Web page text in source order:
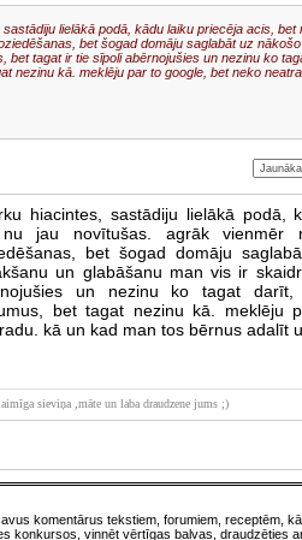
lielākā podā, kādu laiku priecēja acis,
bet šogad domāju saglabāt uz
bet tagat ir tie sīpoli abērnojušies un nezinu ko
nezinu kā. meklēju par to google, bet neko
hiacintes, sastādiju lielākā podā,
jau novītušas. agrāk vienmēr
bet šogad domāju
un glabāšanu man vis ir
un nezinu ko tagat darīt,
bet tagat nezinu kā. meklēju
kā un kad man tos bērnus adalīt
sieviņa ,māte un laba draudzene jums ;)
komentārus tekstiem, forumiem, receptēm,
konkursos, vinnēt vērtīgas balvas, draudzēties